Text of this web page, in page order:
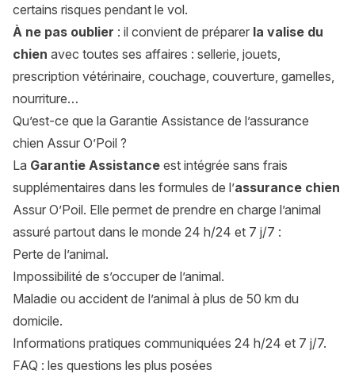
certains risques pendant le vol.
À ne pas oublier : il convient de préparer la valise du
chien avec toutes ses affaires : sellerie, jouets,
prescription vétérinaire, couchage, couverture, gamelles,
nourriture…
Qu’est-ce que la Garantie Assistance de l’assurance
chien Assur O’Poil ?
La Garantie Assistance est intégrée sans frais
supplémentaires dans les formules de l’assurance chien
Assur O’Poil. Elle permet de prendre en charge l’animal
assuré partout dans le monde 24 h/24 et 7 j/7 :
Perte de l’animal.
Impossibilité de s’occuper de l’animal.
Maladie ou accident de l’animal à plus de 50 km du
domicile.
Informations pratiques communiquées 24 h/24 et 7 j/7.
FAQ : les questions les plus posées